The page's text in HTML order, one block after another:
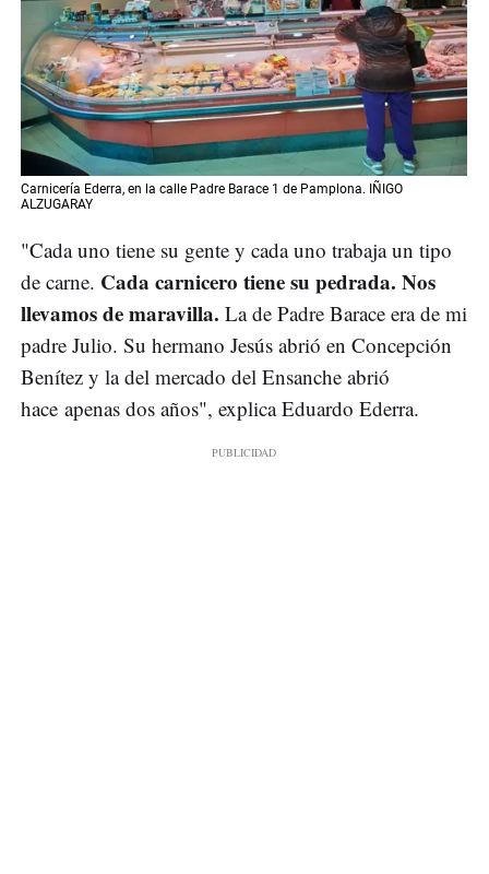
Carnicería Ederra, en la calle Padre Barace 1 de Pamplona. IÑIGO
ALZUGARAY
"Cada uno tiene su gente y cada uno trabaja un tipo
de carne. Cada carnicero tiene su pedrada. Nos
llevamos de maravilla. La de Padre Barace era de mi
padre Julio. Su hermano Jesús abrió en Concepción
Benítez y la del mercado del Ensanche abrió
hace apenas dos años", explica Eduardo Ederra.